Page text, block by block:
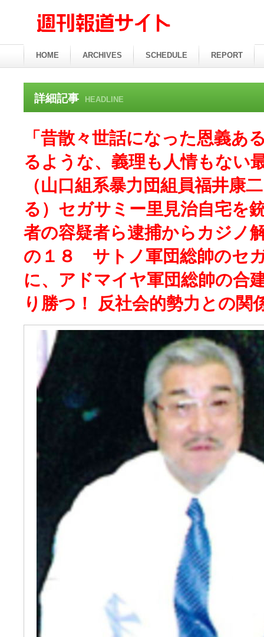
詳細記事 HEADLINE
「昔散々世話になった恩義あ
るような、義理も人情もない
（山口組系暴力団組員福井康
る）セガサミー里見治自宅を
者の容疑者ら逮捕からカジ
の１８ サトノ軍団総帥のセ
に、アドマイヤ軍団総帥の合
り勝つ！ 反社会的勢力との関
HOME ARCHIVES SCHEDULE REPORT